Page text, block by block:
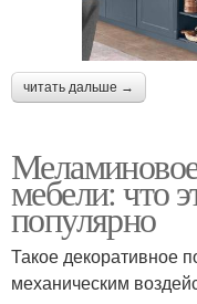
читать дальше →
мебели: что
популярно
Такое декоративное
механическим